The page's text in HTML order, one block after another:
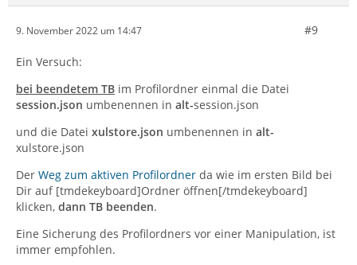
9. November 2022 um 14:47 #9
Ein Versuch:
bei beendetem TB im Profilordner einmal die Datei
session.json umbenennen in alt-session.json
und die Datei xulstore.json umbenennen in alt-
xulstore.json
Der Weg zum aktiven Profilordner da wie im ersten Bild bei
Dir auf [tmdekeyboard]Ordner öffnen[/tmdekeyboard]
klicken, dann TB beenden.
Eine Sicherung des Profilordners vor einer Manipulation, ist
immer empfohlen.